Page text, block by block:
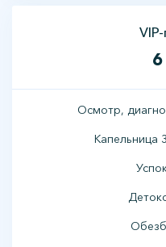
Осмотр,
Капельница